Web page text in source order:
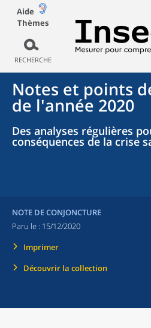
Aide
Thèmes
RECHERCHE
Notes et points
de l'année 2020
Des analyses régulières
conséquences de la crise
NOTE DE CONJONCTURE
Paru le : 15/12/2020
Imprimer
Découvrir la collection